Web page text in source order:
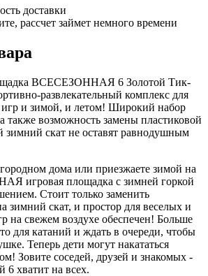
доставки
рассчет займет немного времени
ВСЕСЕЗОННАЯ 6 Золотой Тик-
развлекательный комплекс для
и зимой, и летом! Широкий набор
также возможность замены пластиковой
зимний скат не оставят равнодушным
дома или приезжаете зимой на
игровая площадка с зимней горкой
Стоит только заменить
зимний скат, и простор для веселых и
на свежем воздухе обеспечен! Больше
для катаний и ждать в очереди, чтобы
Теперь дети могут накататься
Зовите соседей, друзей и знакомых -
6 хватит на всех.